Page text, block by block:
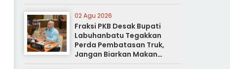
02 Agu 2026
Fraksi PKB Desak Bupati
Labuhanbatu Tegakkan
Perda Pembatasan Truk,
Jangan Biarkan Makan
Korban